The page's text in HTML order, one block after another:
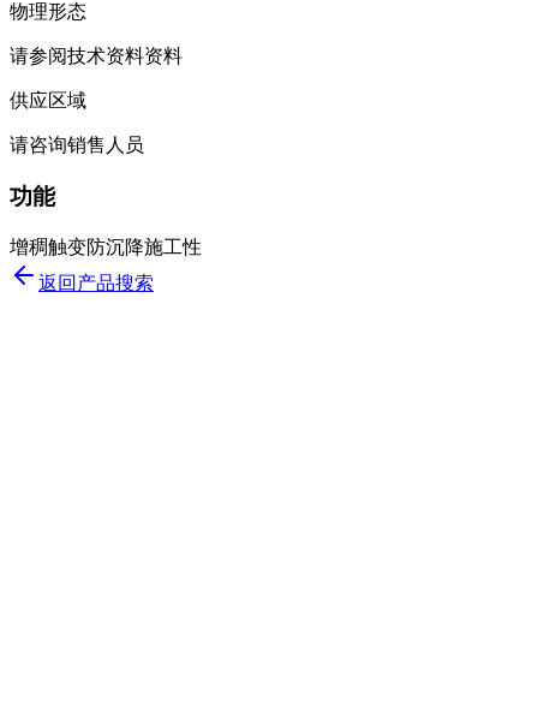
物理形态
请参阅技术资料资料
供应区域
请咨询销售人员
功能
增稠触变防沉降施工性
返回产品搜索